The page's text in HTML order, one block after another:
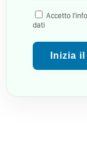
Accetto
dati
Inizia